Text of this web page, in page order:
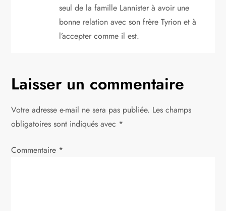
seul de la famille Lannister à avoir une
bonne relation avec son frère Tyrion et à
l’accepter comme il est.
Laisser un commentaire
Votre adresse e-mail ne sera pas publiée. Les champs
obligatoires sont indiqués avec *
Commentaire *